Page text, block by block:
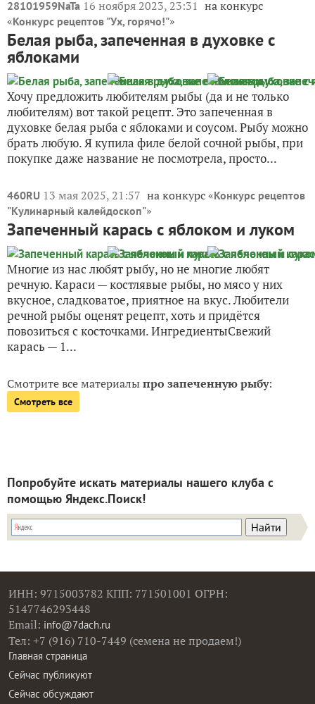
28101959NaTa 16 ноября 2023, 23:31 на конкурс
«Конкурс рецептов "Ух, горячо!"»
Белая рыба, запеченная в духовке с
яблоками
Хочу предложить любителям рыбы (да и не только
любителям) вот такой рецепт. Это запеченная в
духовке белая рыба с яблоками и соусом. Рыбу можно
брать любую. Я купила филе белой сочной рыбы, при
покупке даже название не посмотрела, просто...
460RU 13 мая 2025, 21:57 на конкурс «Конкурс рецептов
"Кулинарный калейдоскоп"»
Запеченный карась с яблоком и луком
Многие из нас любят рыбу, но не многие любят
речную. Караси — костлявые рыбы, но мясо у них
вкусное, сладковатое, приятное на вкус. Любители
речной рыбы оценят рецепт, хоть и придётся
повозиться с косточками. ИнгредиентыСвежий
карась — 1...
Смотрите все материалыпро запеченную рыбу:
Смотреть все
Попробуйте искать материалы нашего клуба с
помощью Яндекс.Поиск!
ИНН: 9715003782 КПП: 771501001 ОГРН:
5147746293448
Email: info@7dach.ru
Тел: +7 (916) 710-7449 (семена не продаем!)
Главная страница
Сейчас публикуют
Сейчас обсуждают